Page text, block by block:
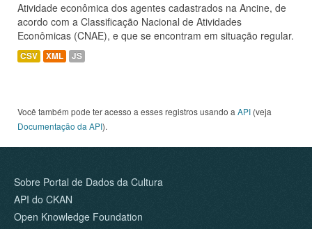
Atividade econômica dos agentes cadastrados na Ancine, de
acordo com a Classificação Nacional de Atividades
Econômicas (CNAE), e que se encontram em situação regular.
CSV XML JS
Você também pode ter acesso a esses registros usando a API (veja
Documentação da API).
Sobre Portal de Dados da Cultura
API do CKAN
Open Knowledge Foundation